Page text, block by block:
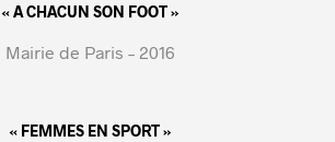
« A CHACUN SON FOOT »
Mairie de Paris – 2016
« FEMMES EN SPORT »